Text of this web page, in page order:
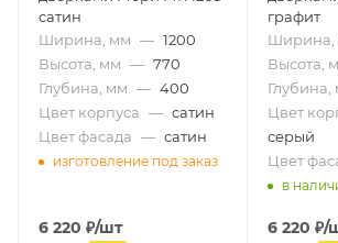
сатин
Ширина, мм — 1200
Высота, мм — 770
Глубина, мм — 400
Цвет корпуса — сатин
Цвет фасада — сатин
изготовление под заказ
6 220 ₽/шт
графит
Ширина,
Высота,
Глубина,
Цвет
серый
Цвет
в
6 220 ₽/